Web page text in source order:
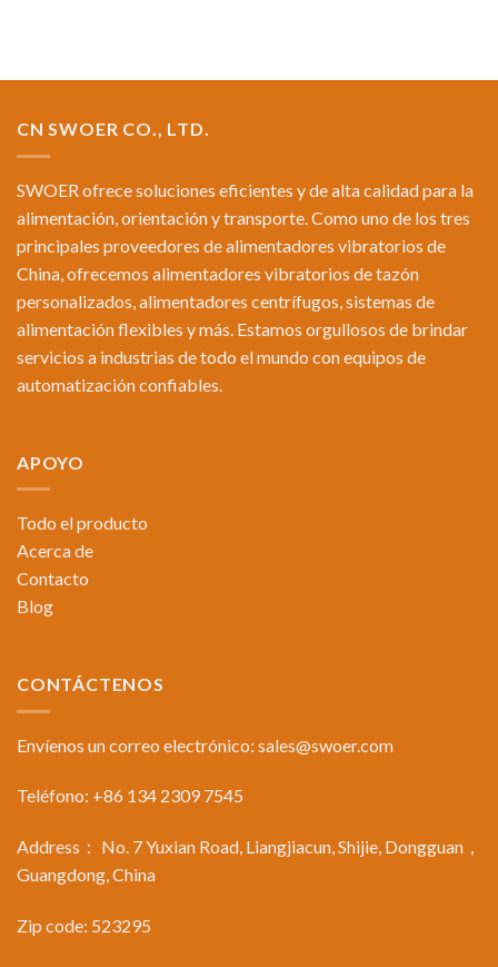
CN SWOER CO., LTD.
SWOER ofrece soluciones eficientes y de alta calidad para la
alimentación, orientación y transporte. Como uno de los tres
principales proveedores de alimentadores vibratorios de
China, ofrecemos alimentadores vibratorios de tazón
personalizados, alimentadores centrífugos, sistemas de
alimentación flexibles y más. Estamos orgullosos de brindar
servicios a industrias de todo el mundo con equipos de
automatización confiables.
APOYO
Todo el producto
Acerca de
Contacto
Blog
CONTÁCTENOS
Envíenos un correo electrónico: sales@swoer.com
Teléfono: +86 134 2309 7545
Address： No. 7 Yuxian Road, Liangjiacun, Shijie, Dongguan，
Guangdong, China
Zip code: 523295